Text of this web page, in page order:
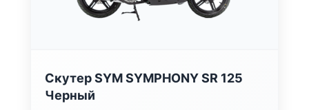
Скутер SYM SYMPHONY SR 125
Черный